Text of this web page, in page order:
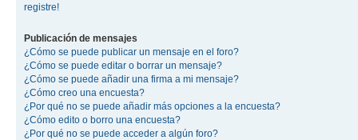
registre!
Publicación de mensajes
¿Cómo se puede publicar un mensaje en el foro?
¿Cómo se puede editar o borrar un mensaje?
¿Cómo se puede añadir una firma a mi mensaje?
¿Cómo creo una encuesta?
¿Por qué no se puede añadir más opciones a la encuesta?
¿Cómo edito o borro una encuesta?
¿Por qué no se puede acceder a algún foro?